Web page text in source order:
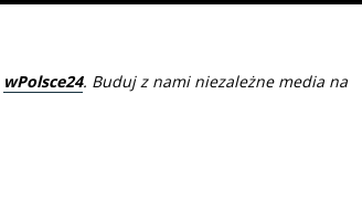
wPolsce24. Buduj z nami niezależne media na